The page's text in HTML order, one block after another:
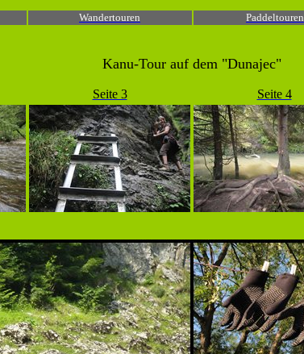
Wandertouren Paddeltouren
Kanu-Tour auf dem "Dunajec"
Seite 3 Seite 4